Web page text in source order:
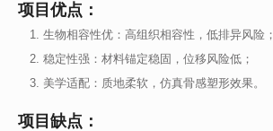
项目优点：
生物相容性优：高组织相容性，低排异风险；
稳定性强：材料锚定稳固，位移风险低；
美学适配：质地柔软，仿真骨感塑形效果。
项目缺点：